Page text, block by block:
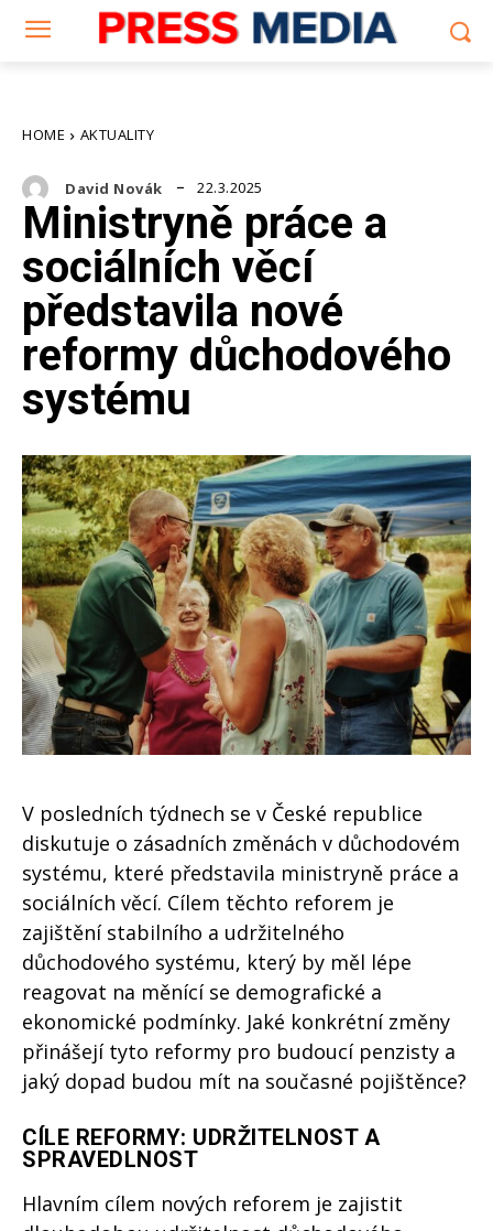
HOME AKTUALITY
David Novák 22.3.2025
Ministryně práce a
sociálních věcí
představila nové
reformy důchodového
systému
V posledních týdnech se v České republice
diskutuje o zásadních změnách v důchodovém
systému, které představila ministryně práce a
sociálních věcí. Cílem těchto reforem je
zajištění stabilního a udržitelného
důchodového systému, který by měl lépe
reagovat na měnící se demografické a
ekonomické podmínky. Jaké konkrétní změny
přinášejí tyto reformy pro budoucí penzisty a
jaký dopad budou mít na současné pojištěnce?
CÍLE REFORMY: UDRŽITELNOST A
SPRAVEDLNOST
Hlavním cílem nových reforem je zajistit